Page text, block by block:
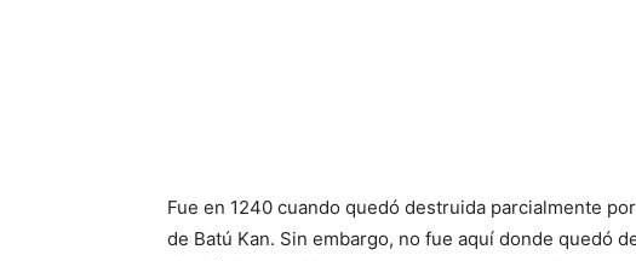
Fue en 1240 cuando quedó destruida parcialmente
de Batú Kan. Sin embargo, no fue aquí donde quedó